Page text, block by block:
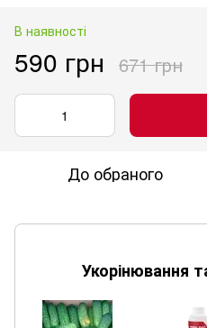
В наявності
590 грн 671 грн
До обраного
Укорінювання